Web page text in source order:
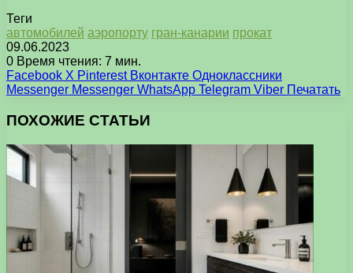
Теги
автомобилей аэропорту гран-канарии прокат
09.06.2023
0 Время чтения: 7 мин.
Facebook X Pinterest Вконтакте Одноклассники
Messenger Messenger WhatsApp Telegram Viber Печатать
ПОХОЖИЕ СТАТЬИ